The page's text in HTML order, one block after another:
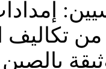
تكاليف